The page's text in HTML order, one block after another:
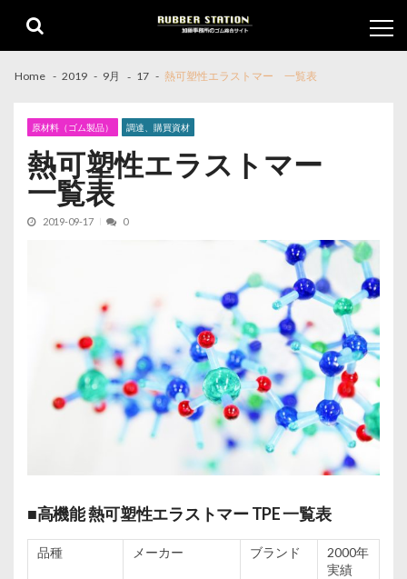
navigation
content
Home 2019 9月 17 熱可塑性エラストマー 一覧表
原材料（ゴム製品） 調達、購買資材
熱可塑性エラストマー
一覧表
2019-09-17 0
■高機能 熱可塑性エラストマー TPE 一覧表
品種 メーカー ブランド
2000年
実績